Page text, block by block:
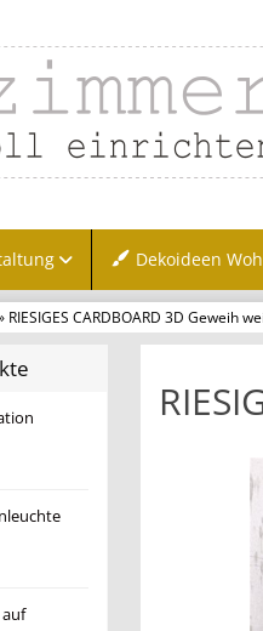
Dekoideen
RIESIGES CARDBOARD 3D Geweih
auf